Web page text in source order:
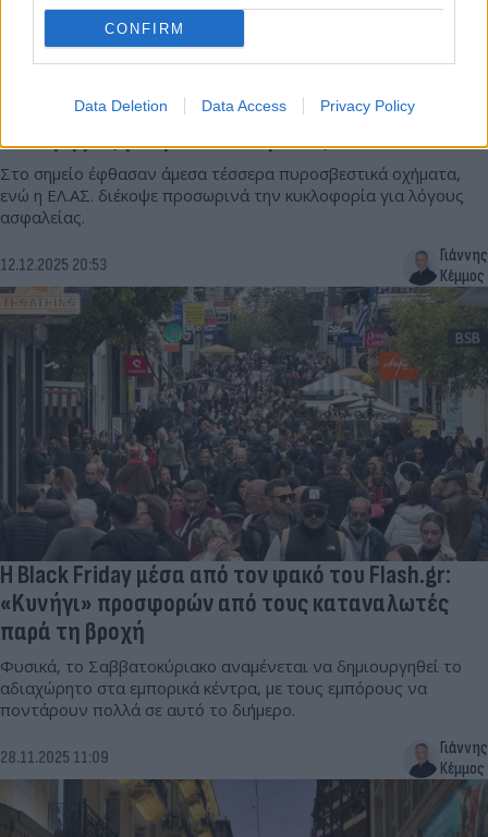
CONFIRM
Data Deletion Data Access Privacy Policy
Έκλεισε η Καραγιώργη Σερβίας: Μίνι -
συναγερμός για φωτιά σε τράπεζα
Στο σημείο έφθασαν άμεσα τέσσερα πυροσβεστικά οχήματα,
ενώ η ΕΛ.ΑΣ. διέκοψε προσωρινά την κυκλοφορία για λόγους
ασφαλείας.
12.12.2025 20:53
Γιάννης
Κέμμος
H Black Friday μέσα από τον φακό του Flash.gr:
«Kυνήγι» προσφορών από τους καταναλωτές
παρά τη βροχή
Φυσικά, το Σαββατοκύριακο αναμένεται να δημιουργηθεί το
αδιαχώρητο στα εμπορικά κέντρα, με τους εμπόρους να
ποντάρουν πολλά σε αυτό το διήμερο.
28.11.2025 11:09
Γιάννης
Κέμμος